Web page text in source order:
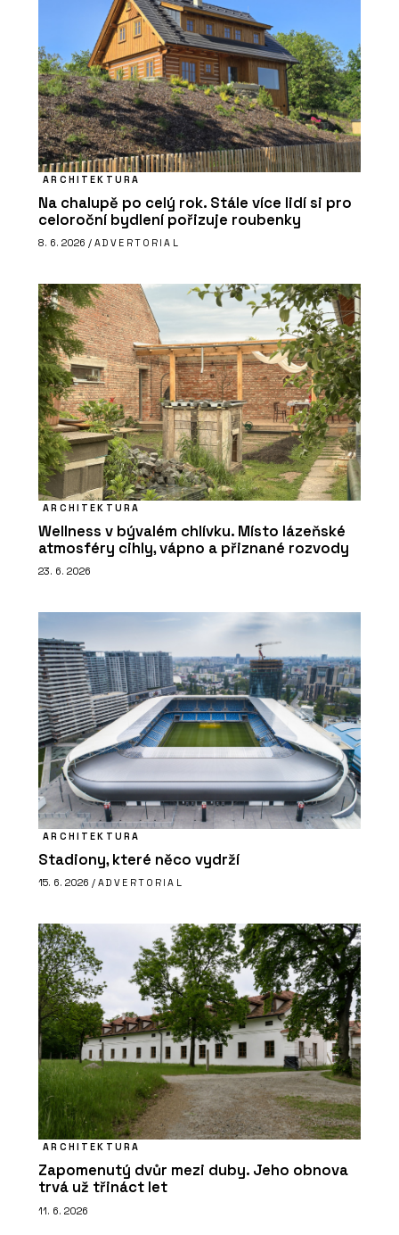
ARCHITEKTURA
Na chalupě po celý rok. Stále více lidí si pro
celoroční bydlení pořizuje roubenky
8. 6. 2026 / ADVERTORIAL
ARCHITEKTURA
Wellness v bývalém chlívku. Místo lázeňské
atmosféry cihly, vápno a přiznané rozvody
23. 6. 2026
ARCHITEKTURA
Stadiony, které něco vydrží
15. 6. 2026 / ADVERTORIAL
ARCHITEKTURA
Zapomenutý dvůr mezi duby. Jeho obnova
trvá už třináct let
11. 6. 2026